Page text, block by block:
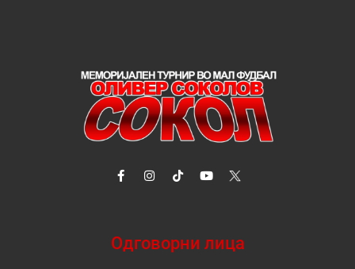
Одговорни лица